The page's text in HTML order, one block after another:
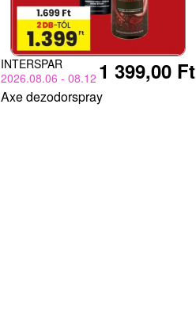
INTERSPAR
2026.08.06 - 08.12 1 399,00 Ft
Axe dezodorspray